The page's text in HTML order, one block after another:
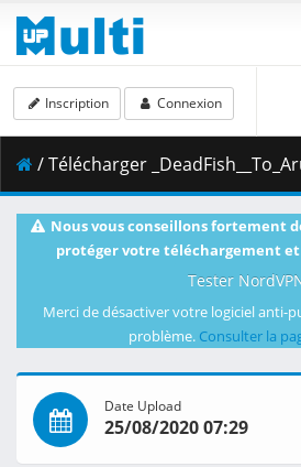
Inscription Connexion
/ Télécharger _DeadFish__To_Aru_Kagaku_no_Railgun_T_-
Nous vous conseillons fortement
protéger votre téléchargement
Tester
Merci de désactiver votre logiciel anti-
problème. Consulter la
Date Upload
25/08/2020 07:29